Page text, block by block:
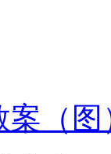
案（图